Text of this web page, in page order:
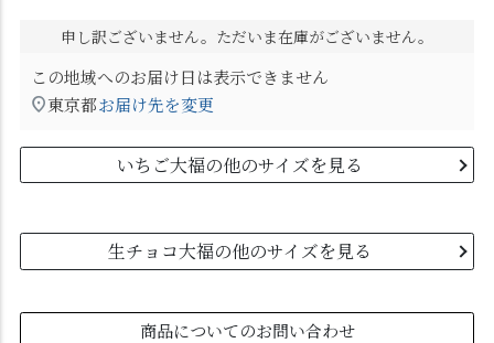
申し訳ございません。ただいま在庫がございません。
この地域へのお届け日は表示できません
東京都お届け先を変更
いちご大福の他のサイズを見る
生チョコ大福の他のサイズを見る
商品についてのお問い合わせ